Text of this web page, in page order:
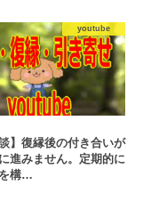
youtube
談】復縁後の付き合いが
進みません。定期的に
構…